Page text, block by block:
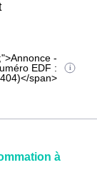
-
EDF :
span>
à